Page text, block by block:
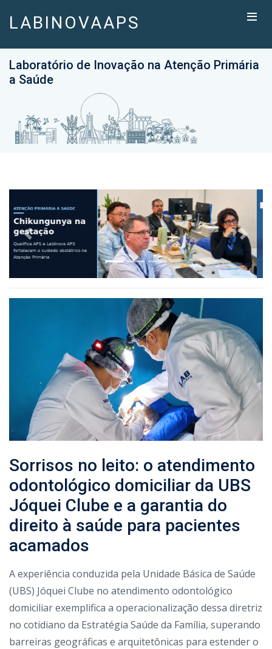
LABINOVAAPS
Laboratório de Inovação na Atenção Primária
a Saúde
Previous Next
Sorrisos no leito: o atendimento
odontológico domiciliar da UBS
Jóquei Clube e a garantia do
direito à saúde para pacientes
acamados
A experiência conduzida pela Unidade Básica de Saúde
(UBS) Jóquei Clube no atendimento odontológico
domiciliar exemplifica a operacionalização dessa diretriz
no cotidiano da Estratégia Saúde da Família, superando
barreiras geográficas e arquitetônicas para estender o